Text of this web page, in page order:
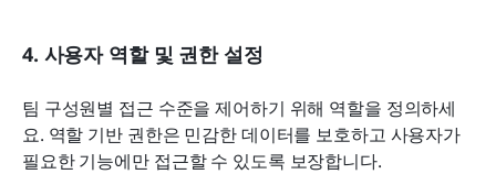
4. 사용자 역할 및 권한 설정
팀 구성원별 접근 수준을 제어하기 위해 역할을 정의하세
요. 역할 기반 권한은 민감한 데이터를 보호하고 사용자가
필요한 기능에만 접근할 수 있도록 보장합니다.